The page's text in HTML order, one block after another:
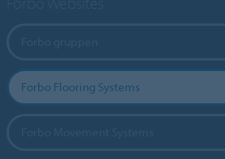
Forbo Flooring Systems